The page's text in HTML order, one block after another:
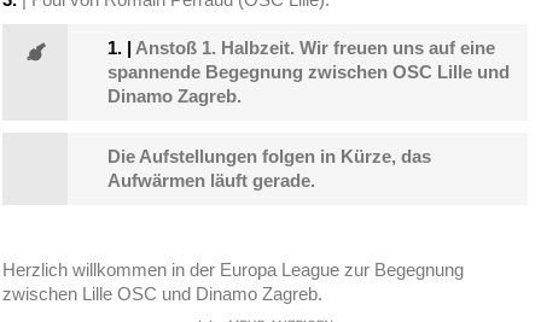
1. | Anstoß 1. Halbzeit. Wir freuen uns auf eine
spannende Begegnung zwischen OSC Lille und
Dinamo Zagreb.
Die Aufstellungen folgen in Kürze, das
Aufwärmen läuft gerade.
Herzlich willkommen in der Europa League zur Begegnung
zwischen Lille OSC und Dinamo Zagreb.